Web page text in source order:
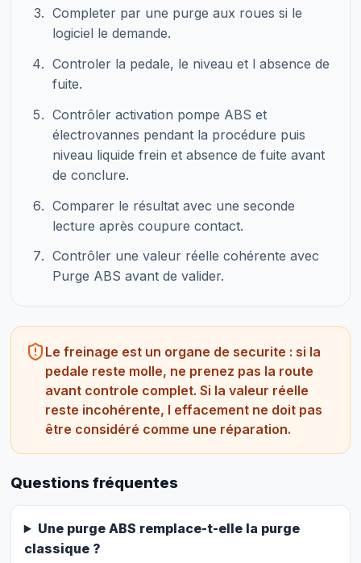
Completer par une purge aux roues si le
logiciel le demande.
Controler la pedale, le niveau et l absence de
fuite.
Contrôler activation pompe ABS et
électrovannes pendant la procédure puis
niveau liquide frein et absence de fuite avant
de conclure.
Comparer le résultat avec une seconde
lecture après coupure contact.
Contrôler une valeur réelle cohérente avec
Purge ABS avant de valider.
Le freinage est un organe de securite : si la
pedale reste molle, ne prenez pas la route
avant controle complet. Si la valeur réelle
reste incohérente, l effacement ne doit pas
être considéré comme une réparation.
Questions fréquentes
Une purge ABS remplace-t-elle la purge
classique ?